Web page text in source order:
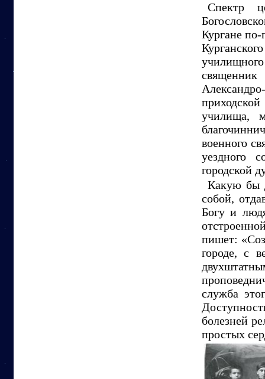
Спектр
Кургане
училищного
священник
училища,
военного
уездного
городской
Какую бы
собой,
Богу и
пишет:
городе, с
служба
болезней
простых